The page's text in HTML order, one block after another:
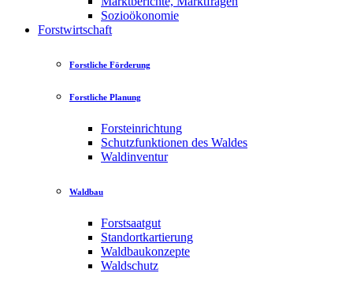
Sozioökonomie
Forstwirtschaft
Forstliche Förderung
Forstliche Planung
Forsteinrichtung
Schutzfunktionen des Waldes
Waldinventur
Waldbau
Forstsaatgut
Standortkartierung
Waldbaukonzepte
Waldschutz